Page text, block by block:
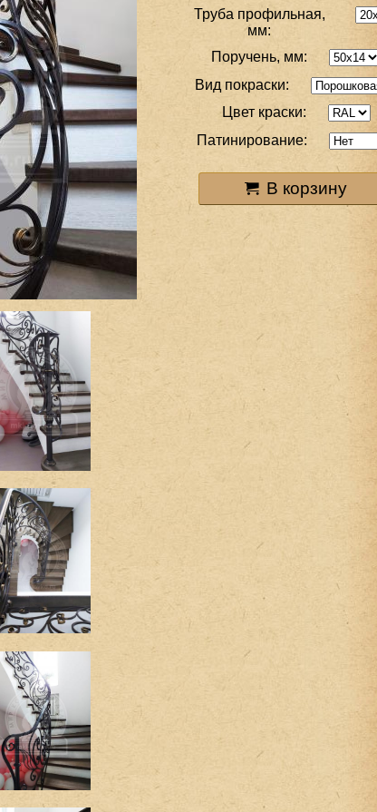
Труба профильная,
мм:
Поручень, мм:
Вид покраски:
Цвет краски:
Патинирование:
В корзину